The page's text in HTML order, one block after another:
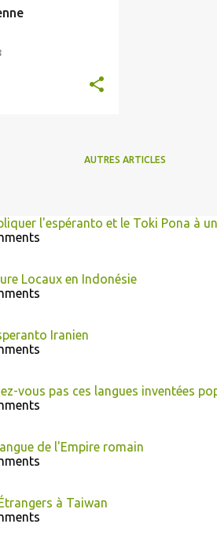
AUTRES ARTICLES
l'espéranto et le Toki Pona à
Locaux en Indonésie
Iranien
vous pas ces langues inventées
de l'Empire romain
à Taiwan